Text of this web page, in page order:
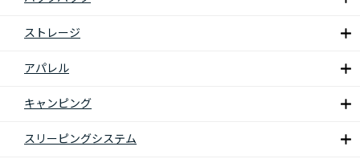
ストレージ
アパレル
キャンピング
スリーピングシステム